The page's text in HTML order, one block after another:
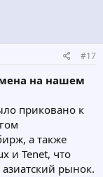
#17
на нашем
приковано к
а также
и Tenet, что
рынок.